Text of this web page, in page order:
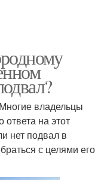
владельцы
ответа на этот
нет подвал в
с целями его